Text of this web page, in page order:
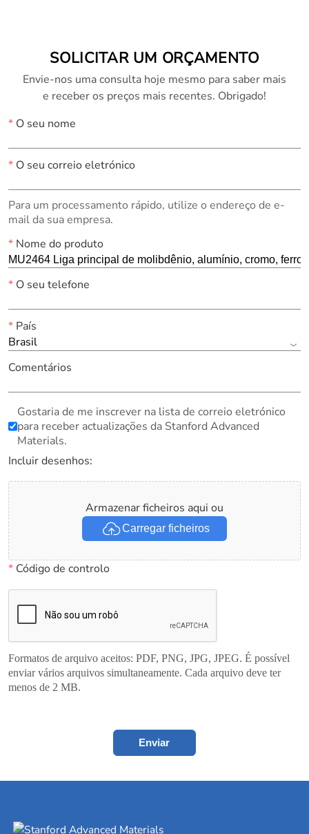
SOLICITAR UM ORÇAMENTO
Envie-nos uma consulta hoje mesmo para saber mais
e receber os preços mais recentes. Obrigado!
*O seu nome
*O seu correio eletrónico
Para um processamento rápido, utilize o endereço de e-
mail da sua empresa.
*Nome do produto
*O seu telefone
*País
Brasil
Comentários
Gostaria de me inscrever na lista de correio eletrónico
para receber actualizações da Stanford Advanced
Materials.
Incluir desenhos:
Armazenar ficheiros aqui ou
Carregar ficheiros
*Código de controlo
Formatos de arquivo aceitos: PDF, PNG, JPG, JPEG. É possível
enviar vários arquivos simultaneamente. Cada arquivo deve ter
menos de 2 MB.
Enviar